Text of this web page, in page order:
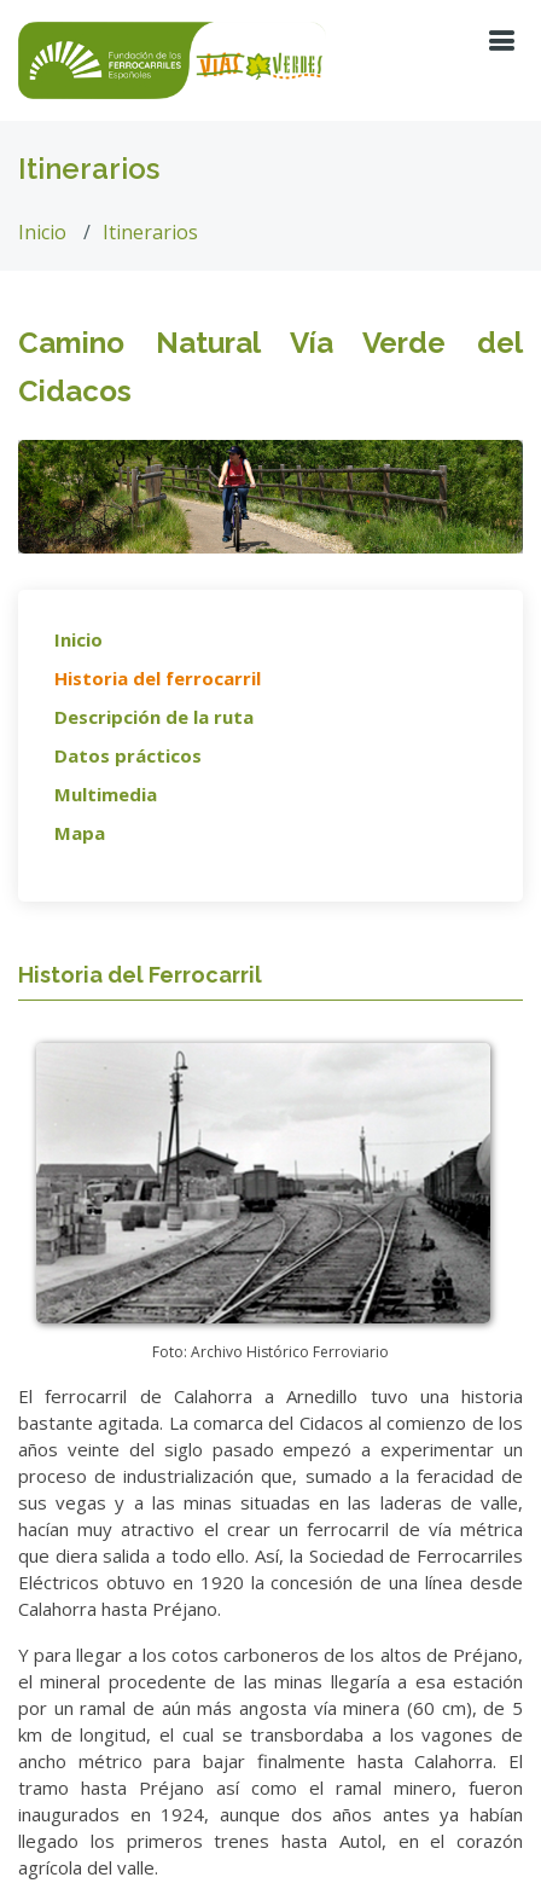
Itinerarios
Inicio Itinerarios
Camino Natural Vía Verde del
Cidacos
Inicio
Historia del ferrocarril
Descripción de la ruta
Datos prácticos
Multimedia
Mapa
Historia del Ferrocarril
Foto: Archivo Histórico Ferroviario
El ferrocarril de Calahorra a Arnedillo tuvo una historia
bastante agitada. La comarca del Cidacos al comienzo de los
años veinte del siglo pasado empezó a experimentar un
proceso de industrialización que, sumado a la feracidad de
sus vegas y a las minas situadas en las laderas de valle,
hacían muy atractivo el crear un ferrocarril de vía métrica
que diera salida a todo ello. Así, la Sociedad de Ferrocarriles
Eléctricos obtuvo en 1920 la concesión de una línea desde
Calahorra hasta Préjano.
Y para llegar a los cotos carboneros de los altos de Préjano,
el mineral procedente de las minas llegaría a esa estación
por un ramal de aún más angosta vía minera (60 cm), de 5
km de longitud, el cual se transbordaba a los vagones de
ancho métrico para bajar finalmente hasta Calahorra. El
tramo hasta Préjano así como el ramal minero, fueron
inaugurados en 1924, aunque dos años antes ya habían
llegado los primeros trenes hasta Autol, en el corazón
agrícola del valle.